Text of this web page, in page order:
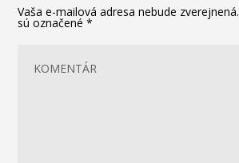
Vaša e-mailová adresa nebude zverejnená.
sú označené*